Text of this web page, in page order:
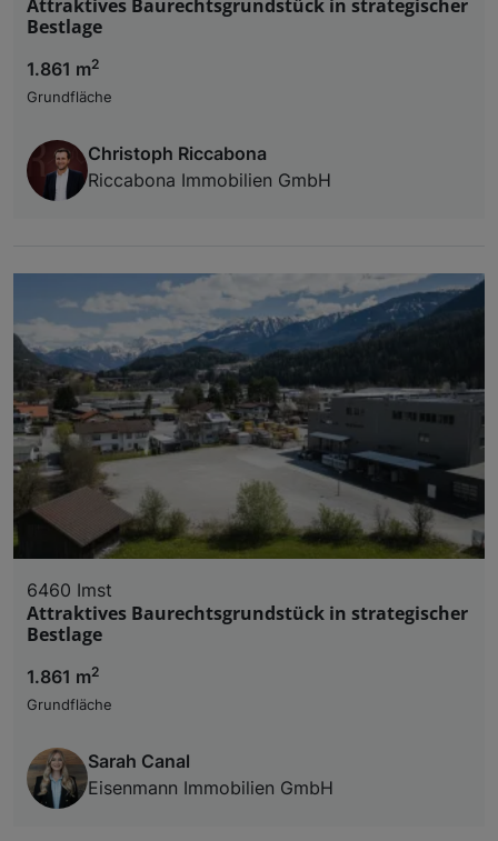
Attraktives Baurechtsgrundstück in strategischer
Bestlage
1.861 m2
Grundfläche
Christoph Riccabona
Riccabona Immobilien GmbH
6460 Imst
Attraktives Baurechtsgrundstück in strategischer
Bestlage
1.861 m2
Grundfläche
Sarah Canal
Eisenmann Immobilien GmbH